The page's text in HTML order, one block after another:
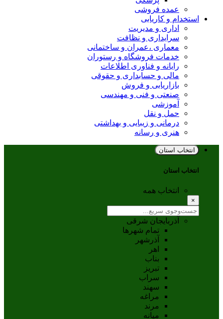
عمده فروشی
استخدام و کاریابی
اداری و مدیریت
سرایداری و نظافت
معماری ،عمران و ساختمانی
خدمات فروشگاه و رستوران
رایانه و فناوری اطلاعات
مالی و حسابداری و حقوقی
بازاریابی و فروش
صنعتی و فنی و مهندسی
آموزشی
حمل و نقل
درمانی و زیبایی و بهداشتی
هنری و رسانه
انتخاب استان
انتخاب استان
انتخاب همه
×
آذربایجان شرقی
تمام شهر‌ها
آذرشهر
اهر
بناب
تبريز
سراب
سهند
مراغه
مرند
ميانه